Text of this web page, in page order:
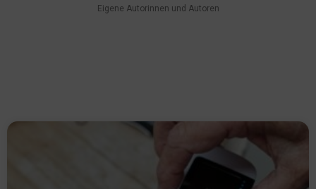
Eigene Autorinnen und Autoren